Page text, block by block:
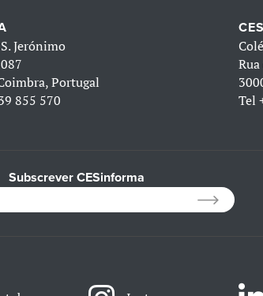
Jerónimo
Portugal
855 570
Tel
Subscrever CESinforma